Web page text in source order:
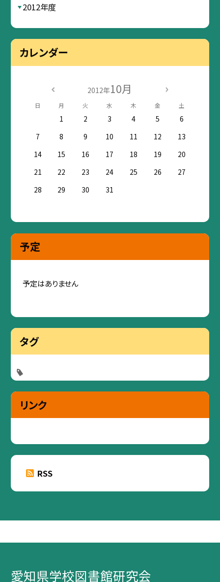
2012年度
カレンダー
2012年10月
日 月 火 水 木 金 土
1 2 3 4 5
6
7
8 9 10 11 12
13
14
15 16 17 18 19
20
21
22 23 24 25 26
27
28
29 30 31
予定
予定はありません
タグ
リンク
RSS
愛知県学校図書館研究会